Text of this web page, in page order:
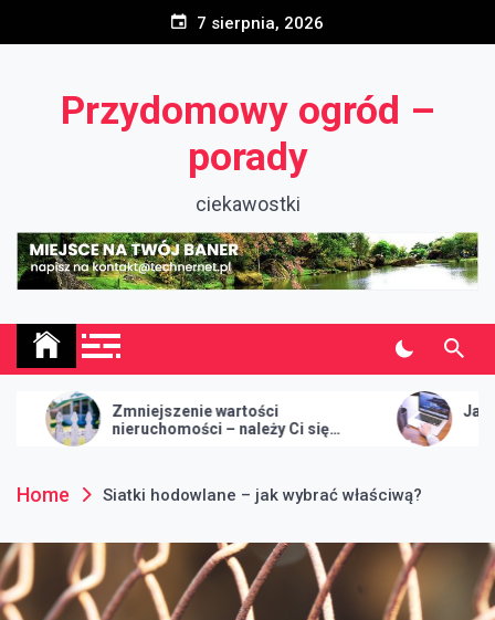
7 sierpnia, 2026
Przydomowy ogród –
porady
ciekawostki
wartości
– należy Ci się
Jak wybrać Agencję
Home Siatki hodowlane – jak wybrać właściwą?